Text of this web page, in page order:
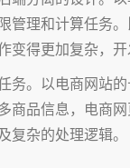
管理和计算任务
变得更加复杂，
务。以电商网站
商品信息，电商
复杂的处理逻辑。